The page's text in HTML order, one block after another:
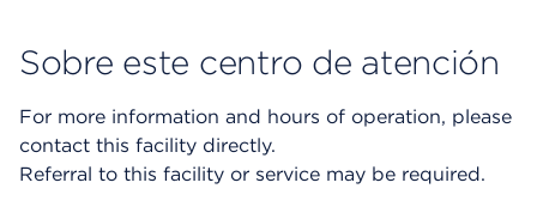
Sobre este centro de atención
For more information and hours of operation, please
contact this facility directly.
Referral to this facility or service may be required.